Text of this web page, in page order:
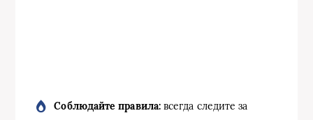
Соблюдайте правила:всегда следите за